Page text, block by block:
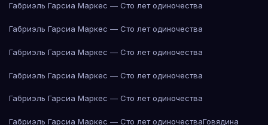
Габриэль Гарсиа Маркес — Сто лет одиночества
Габриэль Гарсиа Маркес — Сто лет одиночества
Габриэль Гарсиа Маркес — Сто лет одиночества
Габриэль Гарсиа Маркес — Сто лет одиночества
Габриэль Гарсиа Маркес — Сто лет одиночества
Габриэль Гарсиа Маркес — Сто лет одиночестваГовядина